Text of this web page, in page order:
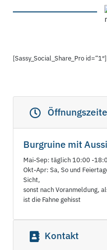
[Sassy_Social_Share_Pro id=“1″]
Burgruine mit
Mai-Sep: täglich 10:00 -
Okt-Apr: Sa, So und
Sicht,
sonst nach Voranmeldung,
ist die Fahne gehisst
Kontakt